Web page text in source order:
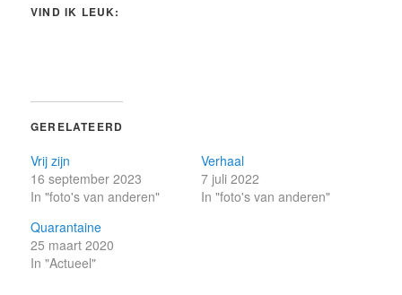
VIND IK LEUK:
GERELATEERD
Vrij zijn
16 september 2023
In "foto's van anderen"
Verhaal
7 juli 2022
In "foto's van anderen"
Quarantaine
25 maart 2020
In "Actueel"